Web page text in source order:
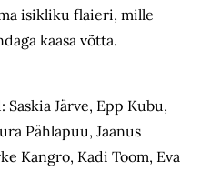
isikliku flaieri, mille
kaasa võtta.
Järve, Epp Kubu,
Pählapuu, Jaanus
Kangro, Kadi Toom, Eva